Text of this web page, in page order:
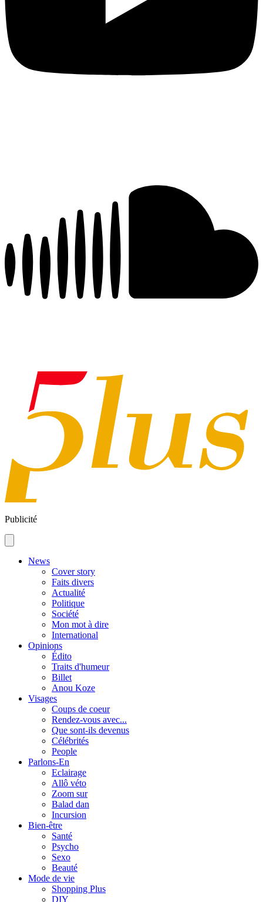
Publicité
News
Cover story
Faits divers
Actualité
Politique
Société
Mon mot à dire
International
Opinions
Édito
Traits d'humeur
Billet
Anou Koze
Visages
Coups de coeur
Rendez-vous avec...
Que sont-ils devenus
Célébrités
People
Parlons-En
Eclairage
Allô véto
Zoom sur
Balad dan
Incursion
Bien-être
Santé
Psycho
Sexo
Beauté
Mode de vie
Shopping Plus
DIY